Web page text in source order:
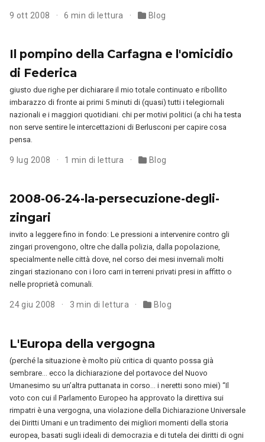
9 ott 2008 6 min di lettura Blog
Il pompino della Carfagna e l'omicidio
di Federica
giusto due righe per dichiarare il mio totale continuato e ribollito
imbarazzo di fronte ai primi 5 minuti di (quasi) tutti i telegiornali
nazionali e i maggiori quotidiani. chi per motivi politici (a chi ha testa
non serve sentire le intercettazioni di Berlusconi per capire cosa
pensa.
9 lug 2008 1 min di lettura Blog
2008-06-24-la-persecuzione-degli-
zingari
invito a leggere fino in fondo: Le pressioni a intervenire contro gli
zingari provengono, oltre che dalla polizia, dalla popolazione,
specialmente nelle città dove, nel corso dei mesi invernali molti
zingari stazionano con i loro carri in terreni privati presi in affitto o
nelle proprietà comunali.
24 giu 2008 3 min di lettura Blog
L'Europa della vergogna
(perché la situazione è molto più critica di quanto possa già
sembrare… ecco la dichiarazione del portavoce del Nuovo
Umanesimo su un’altra puttanata in corso… i neretti sono miei) “Il
voto con cui il Parlamento Europeo ha approvato la direttiva sui
rimpatri è una vergogna, una violazione della Dichiarazione Universale
dei Diritti Umani e un tradimento dei migliori momenti della storia
europea, basati sugli ideali di democrazia e di tutela dei diritti di ogni